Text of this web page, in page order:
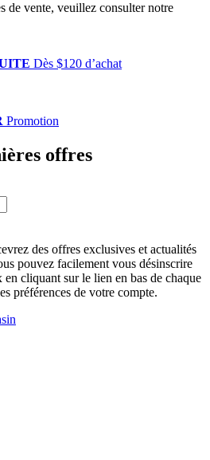
de vente, veuillez consulter notre
Dès $120 d’achat
Promotion
offres
des offres exclusives et actualités
pouvez facilement vous désinscrire
cliquant sur le lien en bas de chaque
préférences de votre compte.